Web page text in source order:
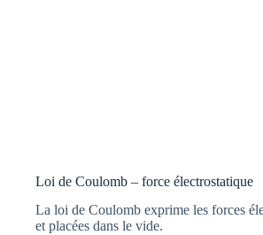
Loi de Coulomb – force électrostatique
La loi de Coulomb exprime les forces
et placées dans le vide.